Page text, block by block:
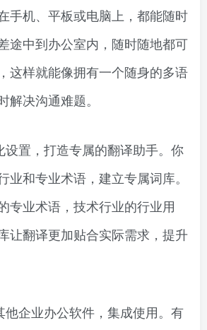
手机、平板或电脑上，都能随时
途中到办公室内，随时随地都可
这样就能像拥有一个随身的多语
解决沟通难题。
设置，打造专属的翻译助手。你
业和专业术语，建立专属词库。
专业术语，技术行业的行业用
让翻译更加贴合实际需求，提升
他企业办公软件，集成使用。有